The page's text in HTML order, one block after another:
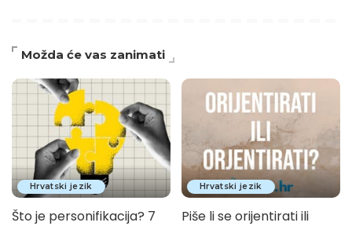
Možda će vas zanimati
Hrvatski jezik
Što je personifikacija? 7
Hrvatski jezik
Piše li se orijentirati ili